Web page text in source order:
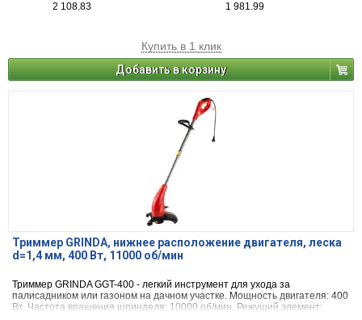
2 108.83 1 981.99
Купить в 1 клик
Добавить в корзину
Триммер GRINDA, нижнее расположение двигателя, леска
d=1,4 мм, 400 Вт, 11000 об/мин
Триммер GRINDA GGT-400 - легкий инструмент для ухода за
палисадником или газоном на дачном участке. Мощность двигателя: 400
Вт. Частота вращения шпинделя: 10000 об/мин. Режущий элемент: